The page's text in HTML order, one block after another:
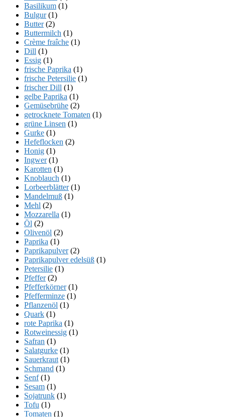
Basilikum (1)
Bulgur(1)
Butter(2)
Buttermilch (1)
Crème fraîche (1)
Dill (1)
Essig (1)
frische Paprika (1)
frische Petersilie (1)
frischer Dill (1)
gelbe Paprika (1)
Gemüsebrühe (2)
getrocknete Tomaten (1)
grüne Linsen (1)
Gurke (1)
Hefeflocken (2)
Honig (1)
Ingwer(1)
Karotten (1)
Knoblauch (1)
Lorbeerblätter(1)
Mandelmuß (1)
Mehl (2)
Mozzarella (1)
Öl (2)
Olivenöl (2)
Paprika (1)
Paprikapulver(2)
Paprikapulver edelsüß (1)
Petersilie (1)
Pfeffer(2)
Pfefferkörner(1)
Pfefferminze (1)
Pflanzenöl (1)
Quark (1)
rote Paprika (1)
Rotweinessig (1)
Safran (1)
Salatgurke (1)
Sauerkraut (1)
Schmand (1)
Senf(1)
Sesam (1)
Sojatrunk (1)
Tofu (1)
Tomaten (1)